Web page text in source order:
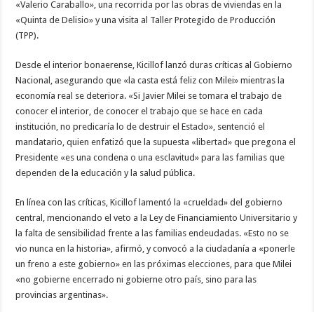
«Valerio Caraballo», una recorrida por las obras de viviendas en la
«Quinta de Delisio» y una visita al Taller Protegido de Producción
(TPP).
Desde el interior bonaerense, Kicillof lanzó duras críticas al Gobierno
Nacional, asegurando que «la casta está feliz con Milei» mientras la
economía real se deteriora. «Si Javier Milei se tomara el trabajo de
conocer el interior, de conocer el trabajo que se hace en cada
institución, no predicaría lo de destruir el Estado», sentenció el
mandatario, quien enfatizó que la supuesta «libertad» que pregona el
Presidente «es una condena o una esclavitud» para las familias que
dependen de la educación y la salud pública.
En línea con las críticas, Kicillof lamentó la «crueldad» del gobierno
central, mencionando el veto a la Ley de Financiamiento Universitario y
la falta de sensibilidad frente a las familias endeudadas. «Esto no se
vio nunca en la historia», afirmó, y convocó a la ciudadanía a «ponerle
un freno a este gobierno» en las próximas elecciones, para que Milei
«no gobierne encerrado ni gobierne otro país, sino para las
provincias argentinas».